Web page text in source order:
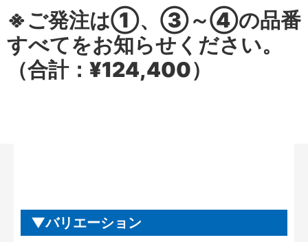
※ご発注は①、③～④の品番
すべてをお知らせください。
（合計：¥124,400）
バリエーション